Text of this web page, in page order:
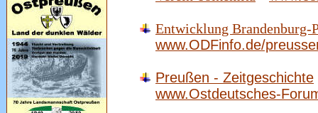
Entwicklung Brandenburg-
www.ODFinfo.de/
Preußen - Zeitgeschichte
www.Ostdeutsches-